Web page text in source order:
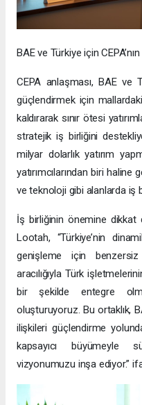
BAE ve Türkiye için
CEPA anlaşması, BAE ve
güçlendirmek için
kaldırarak sınır ötesi
stratejik iş birliğini
milyar dolarlık yatırım
yatırımcılarından biri
ve teknoloji gibi alanlarda iş
İş birliğinin önemine dikkat
Lootah, “Türkiye’nin
genişleme için
aracılığıyla Türk
bir şekilde entegre
oluşturuyoruz. Bu ortaklık,
ilişkileri güçlendirme
kapsayıcı
vizyonumuzu inşa ediyor.”